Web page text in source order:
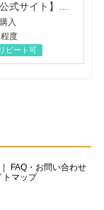
入
度
リピート可
FAQ・お問い合わせ
トマップ